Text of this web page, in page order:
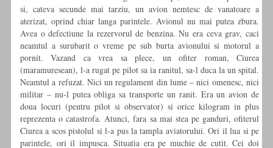
si, cateva secunde mai tarziu, un avion nemtesc de vanatoare a
aterizat, oprind chiar langa parintele. Avionul nu mai putea zbura.
Avea o defectiune la rezervorul de benzina. Nu era ceva grav, caci
neamtul a surubarit o vreme pe sub burta avionului si motorul a
pornit. Vazand ca vrea sa plece, un ofiter roman, Ciurea
(maramuresean), l-a rugat pe pilot sa ia ranitul, sa-l duca la un spital.
Neamtul a refuzat. Nici un regulament din lume – nici omenesc, nici
militar – nu-l putea obliga sa transporte un ranit. Era un avion de
doua locuri (pentru pilot si observator) si orice kilogram in plus
reprezenta o catastrofa. Atunci, fara sa mai stea pe ganduri, ofiterul
Ciurea a scos pistolul si l-a pus la tampla aviatorului. Ori il lua si pe
parintele, ori il impusca. Situatia era pe muchie de cutit. Cei doi